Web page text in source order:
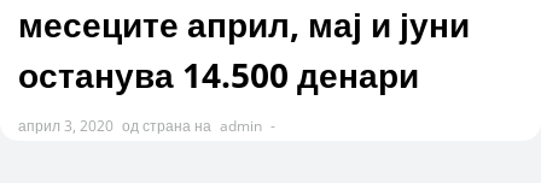
месеците април, мај и јуни
останува 14.500 денари
април 3, 2020 од страна на admin -